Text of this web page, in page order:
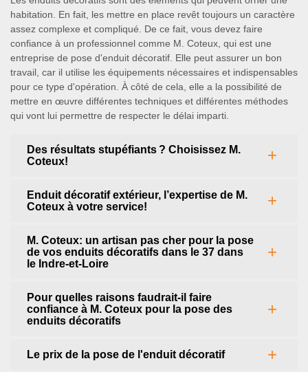
habitation. En fait, les mettre en place revêt toujours un caractère
assez complexe et compliqué. De ce fait, vous devez faire
confiance à un professionnel comme M. Coteux, qui est une
entreprise de pose d'enduit décoratif. Elle peut assurer un bon
travail, car il utilise les équipements nécessaires et indispensables
pour ce type d'opération. À côté de cela, elle a la possibilité de
mettre en œuvre différentes techniques et différentes méthodes
qui vont lui permettre de respecter le délai imparti.
Des résultats stupéfiants ? Choisissez M.
Coteux!
Enduit décoratif extérieur, l’expertise de M.
Coteux à votre service!
M. Coteux: un artisan pas cher pour la pose
de vos enduits décoratifs dans le 37 dans
le Indre-et-Loire
Pour quelles raisons faudrait-il faire
confiance à M. Coteux pour la pose des
enduits décoratifs
Le prix de la pose de l'enduit décoratif